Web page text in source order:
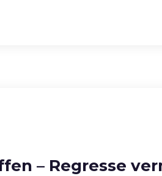
– Regresse